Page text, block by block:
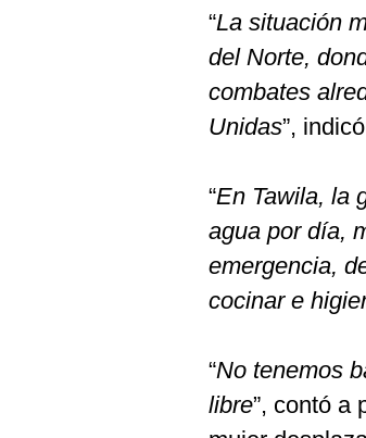
“La situación
del Norte,
combates
Unidas”,
“En Tawila, la
agua por día,
emergencia,
cocinar e
“No tenemos
libre”, contó a